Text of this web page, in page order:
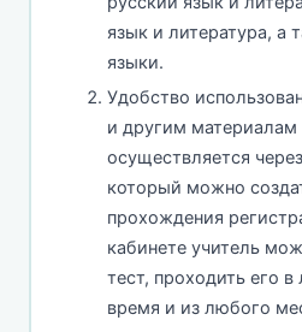
язык и литература, а
языки.
Удобство
и другим материалам
осуществляется
который можно
прохождения
кабинете учитель
тест, проходить его
время и из любого